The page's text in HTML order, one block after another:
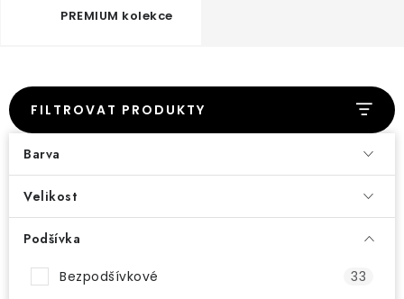
O rukavicích
O nás
PREMIUM kolekce
FILTROVAT PRODUKTY
Barva
Velikost
Podšívka
Bezpodšívkové
33